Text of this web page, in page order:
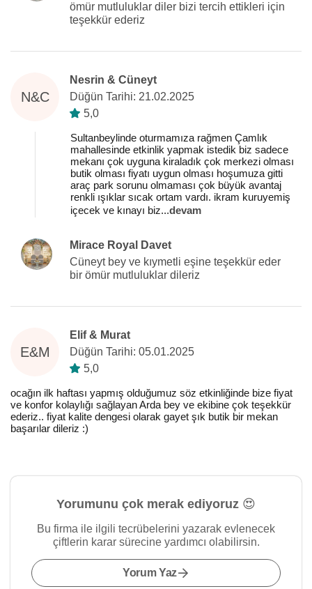
ömür mutluluklar diler bizi tercih ettikleri için
teşekkür ederiz
N&C
Nesrin & Cüneyt
Düğün Tarihi: 21.02.2025
5,0
Sultanbeylinde oturmamıza rağmen Çamlık
mahallesinde etkinlik yapmak istedik biz sadece
mekanı çok uyguna kiraladık çok merkezi olması
butik olması fiyatı uygun olması hoşumuza gitti
araç park sorunu olmaması çok büyük avantaj
renkli ışıklar sıcak ortam vardı. ikram kuruyemiş
içecek ve kınayı biz...devam
Mirace Royal Davet
Cüneyt bey ve kıymetli eşine teşekkür eder
bir ömür mutluluklar dileriz
E&M
Elif & Murat
Düğün Tarihi: 05.01.2025
5,0
ocağın ilk haftası yapmış olduğumuz söz etkinliğinde bize fiyat
ve konfor kolaylığı sağlayan Arda bey ve ekibine çok teşekkür
ederiz.. fiyat kalite dengesi olarak gayet şık butik bir mekan
başarılar dileriz :)
Yorumunu çok merak ediyoruz 😍
Bu firma ile ilgili tecrübelerini yazarak evlenecek
çiftlerin karar sürecine yardımcı olabilirsin.
Yorum Yaz